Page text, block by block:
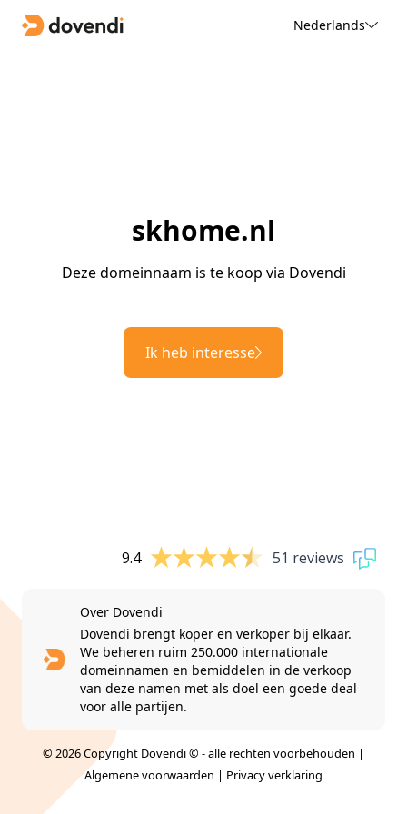
Nederlands
skhome.nl
Deze domeinnaam is te koop via Dovendi
Ik heb interesse
9.4 51 reviews
Over Dovendi
Dovendi brengt koper en verkoper bij elkaar.
We beheren ruim 250.000 internationale
domeinnamen en bemiddelen in de verkoop
van deze namen met als doel een goede deal
voor alle partijen.
© 2026 Copyright Dovendi © - alle rechten voorbehouden |
Algemene voorwaarden | Privacy verklaring